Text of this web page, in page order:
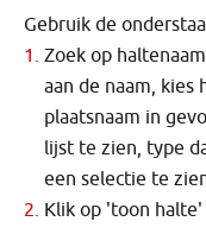
Gebruik de
Zoek op
aan de naam, kies
plaatsnaam in
lijst te zien, type
een selectie te
Klik op 'toon halte'